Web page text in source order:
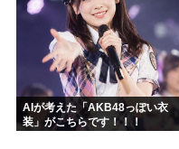
AIが考えた「AKB48っぽい衣
装」がこちらです！！！